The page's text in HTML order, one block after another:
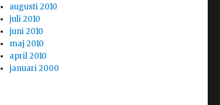
augusti 2010
juli 2010
juni 2010
maj 2010
april 2010
januari 2000